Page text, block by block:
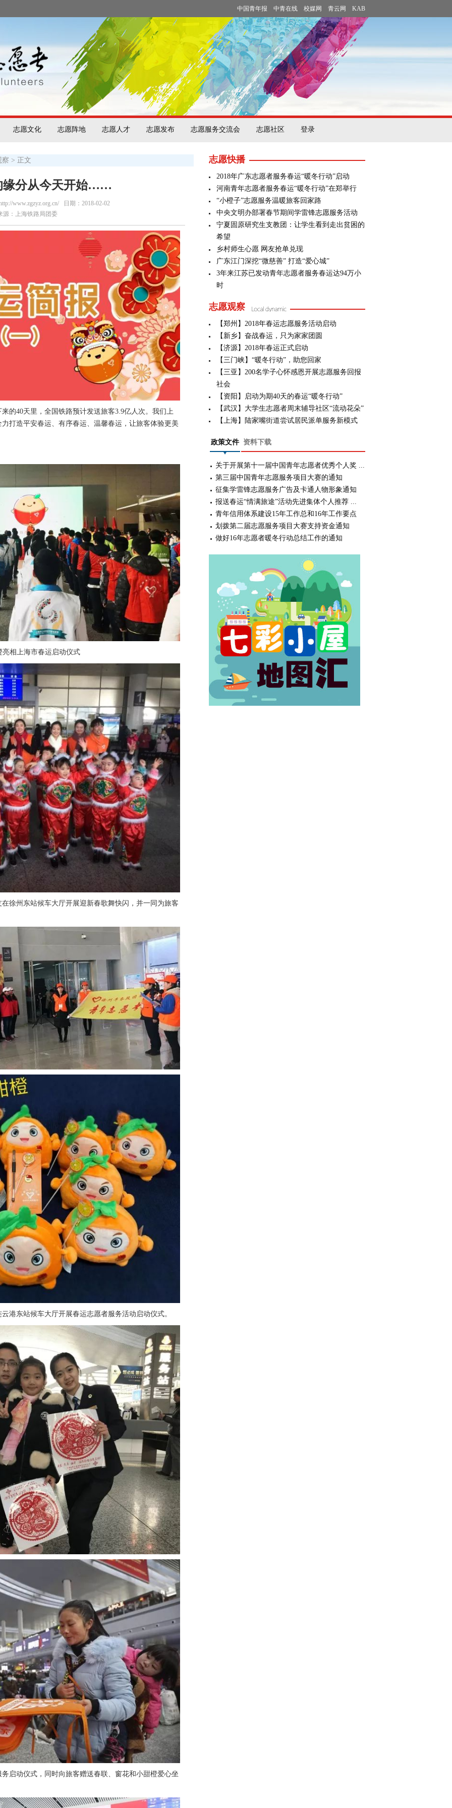
中国青年报 中青在线 校媒网 青云网 KAB
志愿文化 志愿阵地 志愿人才 志愿发布 志愿服务交流会 志愿社区 登录
察 > 正文
缘分从今天开始……
www.zgzyz.org.cn/ 日期：2018-02-02
源：上海铁路局团委
40天里，全国铁路预计发送旅客3.9亿人次。我们上
打造平安春运、有序春运、温馨春运，让旅客体验更美
相上海市春运启动仪式
州东站候车大厅开展迎新春歌舞快闪，并一同为旅客
东站候车大厅开展春运志愿者服务活动启动仪式。
动仪式，同时向旅客赠送春联、窗花和小甜橙爱心坐
志愿快播
2018年广东志愿者服务春运“暖冬行动”启动
河南青年志愿者服务春运“暖冬行动”在郑举行
“小橙子”志愿服务温暖旅客回家路
中央文明办部署春节期间学雷锋志愿服务活动
宁夏固原研究生支教团：让学生看到走出贫困的
希望
乡村师生心愿 网友抢单兑现
广东江门深挖“微慈善” 打造“爱心城”
3年来江苏已发动青年志愿者服务春运达94万小
时
志愿观察
【郑州】2018年春运志愿服务活动启动
【新乡】奋战春运，只为家家团圆
【济源】2018年春运正式启动
【三门峡】“暖冬行动”，助您回家
【三亚】200名学子心怀感恩开展志愿服务回报
社会
【资阳】启动为期40天的春运“暖冬行动”
【武汉】大学生志愿者周末辅导社区“流动花朵”
【上海】陆家嘴街道尝试居民派单服务新模式
政策文件 资料下载
关于开展第十一届中国青年志愿者优秀个人奖 ...
第三届中国青年志愿服务项目大赛的通知
征集学雷锋志愿服务广告及卡通人物形象通知
报送春运“情满旅途”活动先进集体个人推荐 ...
青年信用体系建设15年工作总和16年工作要点
划拨第二届志愿服务项目大赛支持资金通知
做好16年志愿者暖冬行动总结工作的通知